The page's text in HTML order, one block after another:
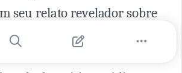
seu relato revelador sobre
contemporâneas da